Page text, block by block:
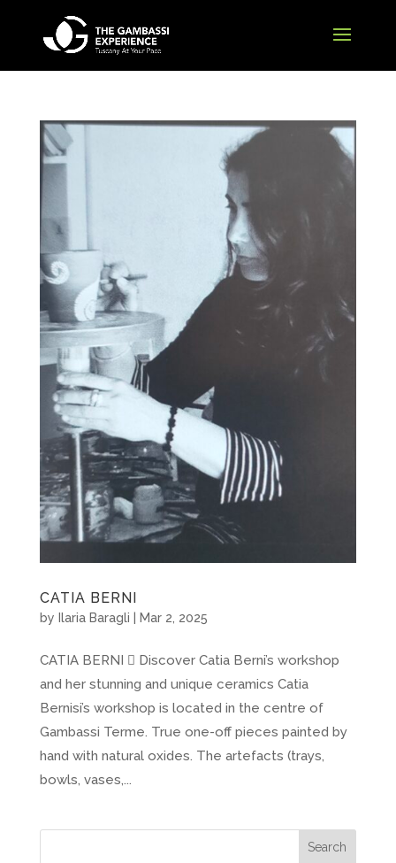
CATIA BERNI
by Ilaria Baragli | Mar 2, 2025
CATIA BERNI  Discover Catia Berni’s workshop
and her stunning and unique ceramics Catia
Bernisi’s workshop is located in the centre of
Gambassi Terme. True one-off pieces painted by
hand with natural oxides. The artefacts (trays,
bowls, vases,...
Search